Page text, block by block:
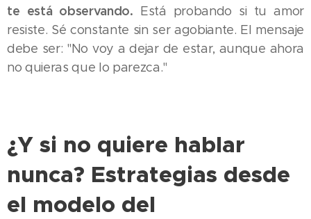
te está observando. Está probando si tu amor
resiste. Sé constante sin ser agobiante. El mensaje
debe ser: "No voy a dejar de estar, aunque ahora
no quieras que lo parezca."
¿Y si no quiere hablar
nunca? Estrategias desde
el modelo del